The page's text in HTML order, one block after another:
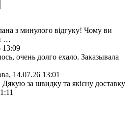
з минулого відгуку! Чому ви
…
13:09
очень долго ехало. Заказывала
, 14.07.26 13:01
за швидку та якісну доставку